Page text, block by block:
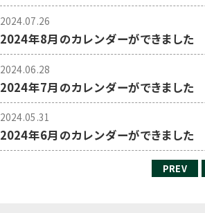
2024.07.26
2024年8月のカレンダーができました
2024.06.28
2024年7月のカレンダーができました
2024.05.31
2024年6月のカレンダーができました
PREV